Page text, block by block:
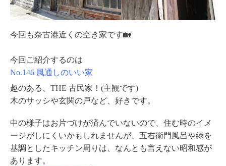
今回も奈古港近くの空き家です🏡
今回ご紹介するのは
No.146 風通しのいい家
趣のある、THE 古民家！(主観です)
木のサッシや玄関の戸など、好きです。
中の様子はお片づけが済んでいないので、住む時のイメ
ージがしにくいかもしれませんが、五右衛門風呂や緑を
基調としたキッチン周りは、なんとも言えない昭和感が
あります。